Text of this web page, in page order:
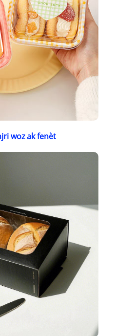
woz ak fenèt